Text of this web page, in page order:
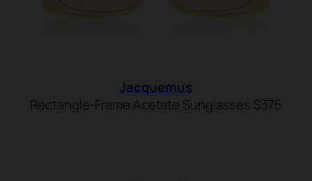
Jacquemus
Rectangle-Frame Acetate Sunglasses $375